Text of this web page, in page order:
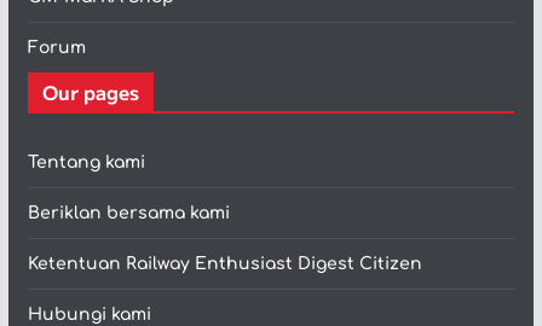
Forum
Our pages
Tentang kami
Beriklan bersama kami
Ketentuan Railway Enthusiast Digest Citizen
Hubungi kami